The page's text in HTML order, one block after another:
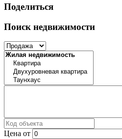
Поделиться
Поиск недвижимости
Цена от